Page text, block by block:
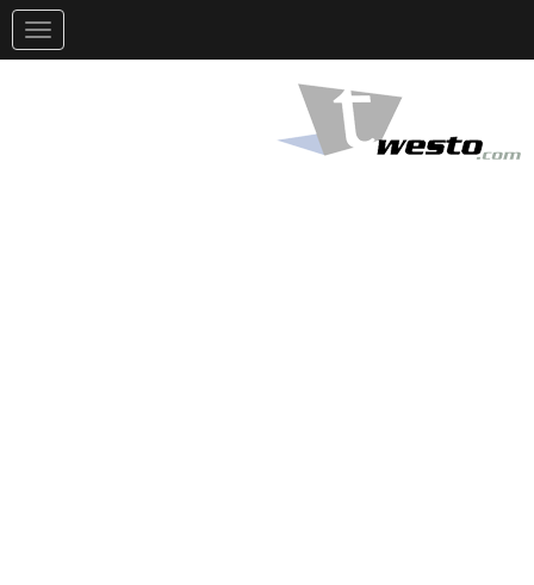
تغيير
التوجيه